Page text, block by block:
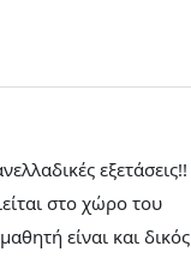
εξετάσεις!!
στο χώρο του
είναι και δικός